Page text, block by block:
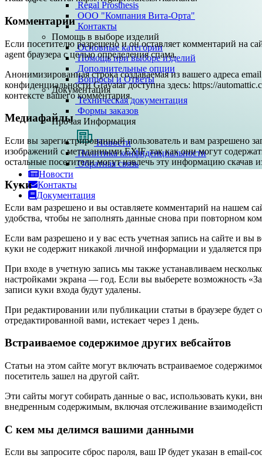
Regal Prosthesis
ООО "Компания Вита-Орта"
Контакты
Помощь в выборе изделий
Основные категории
Помощь при выборе изделий
Дополнительные опции
Вопросы и Ответы
Документация
Техническая документация
Формы заказов
Прочая Информация
Новости
Политика конфиденциальности
Обратная связь
Новости
Контакты
Документация
Комментарии
Если посетителю разрешено и он оставляет комментарий на
agent браузера с целью определения спама.
Анонимизированная строка создаваемая из вашего адреса
конфиденциальности Gravatar доступна здесь: https://
контексте вашего комментария.
Медиафайлы
Если вы зарегистрированный пользователь и вам разрешено
изображений с метаданными EXIF, так как они могут
остальные посетители могут извлечь эту информацию скачав
Куки
Если вам разрешено и вы оставляете комментарий на нашем
удобства, чтобы не заполнять данные снова при повторном
Если вам разрешено и у вас есть учетная запись на сайте и
куки не содержит никакой личной информации и удаляется
При входе в учетную запись мы также устанавливаем
настройками экрана — год. Если вы выберете возможность
записи куки входа будут удалены.
При редактировании или публикации статьи в браузере
отредактированной вами, истекает через 1 день.
Встраиваемое содержимое других вебсайтов
Статьи на этом сайте могут включать встраиваемое
посетитель зашел на другой сайт.
Эти сайты могут собирать данные о вас, использовать куки,
внедренным содержимым, включая отслеживание
С кем мы делимся вашими данными
Если вы запросите сброс пароля, ваш IP будет указан в email-